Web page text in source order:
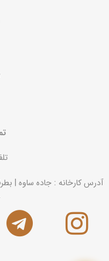
آدرس کارخانه : جاده ساوه |